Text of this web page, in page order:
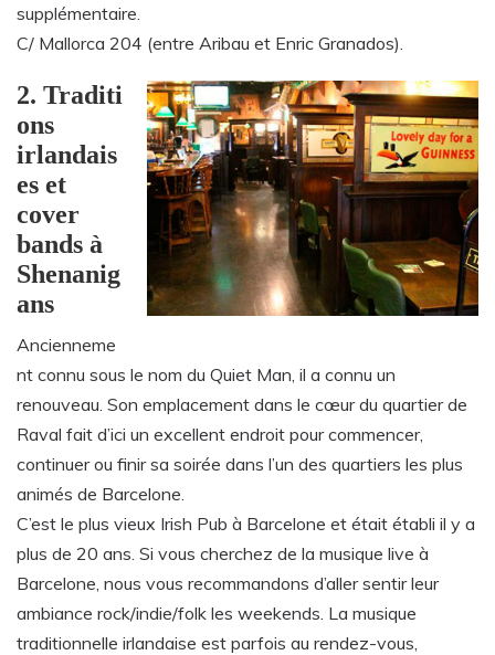
supplémentaire.
C/ Mallorca 204 (entre Aribau et Enric Granados).
2. Traditi
ons
irlandais
es et
cover
bands à
Shenanig
ans
Ancienneme
nt connu sous le nom du Quiet Man, il a connu un
renouveau. Son emplacement dans le cœur du quartier de
Raval fait d’ici un excellent endroit pour commencer,
continuer ou finir sa soirée dans l’un des quartiers les plus
animés de Barcelone.
C’est le plus vieux Irish Pub à Barcelone et était établi il y a
plus de 20 ans. Si vous cherchez de la musique live à
Barcelone, nous vous recommandons d’aller sentir leur
ambiance rock/indie/folk les weekends. La musique
traditionnelle irlandaise est parfois au rendez-vous,